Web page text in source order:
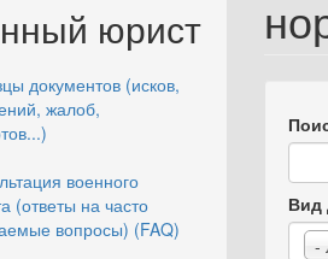
юрист
документов (исков,
жалоб,
военного
(ответы на часто
вопросы) (FAQ)
Вид
-